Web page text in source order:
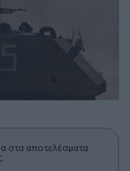
στα αποτελέσματα